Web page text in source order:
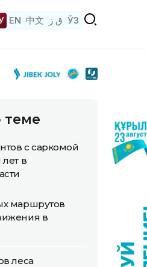
EN 中文 ق ز ЎЗ
теме
с саркомой
в
маршрутов
в
леса